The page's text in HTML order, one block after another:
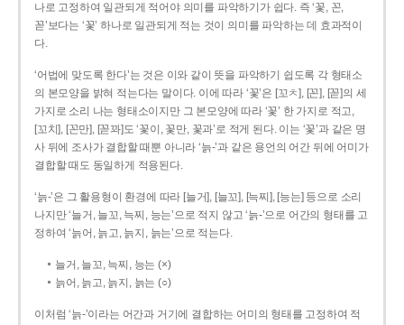
나로 고정하여 일관되게 적어야 의미를 파악하기가 쉽다. 즉 ‘꽃, 꼰,
꼳’보다는 ‘꽃’ 하나로 일관되게 적는 것이 의미를 파악하는 데 효과적이
다.
‘어법에 맞도록 한다’는 것은 이와 같이 뜻을 파악하기 쉽도록 각 형태소
의 본모양을 밝혀 적는다는 말이다. 이에 따라 ‘꽃’은 [꼬ㅊ], [꼰], [꼳]의 세
가지로 소리 나는 형태소이지만 그 본모양에 따라 ‘꽃’ 한 가지로 적고,
[꼬치], [꼰만], [꼳꽈]도 ‘꽃이, 꽃만, 꽃과’로 적게 된다. 이는 ‘꽃’과 같은 명
사 뒤에 조사가 결합할 때뿐 아니라 ‘늙-’과 같은 용언의 어간 뒤에 어미가
결합할 때도 동일하게 적용된다.
‘늙-’은 그 활용형이 환경에 따라 [늘거], [늘꼬], [늑찌], [능는] 등으로 소리
나지만 ‘늘거, 늘꼬, 늑찌, 능는’으로 적지 않고 ‘늙-’으로 어간의 형태를 고
정하여 ‘늙어, 늙고, 늙지, 늙는’으로 적는다.
늘거, 늘꼬, 늑찌, 능는 (×)
늙어, 늙고, 늙지, 늙는 (○)
이처럼 ‘늙-­’이라는 어간과 거기에 결합하는 어미의 형태를 고정하여 적